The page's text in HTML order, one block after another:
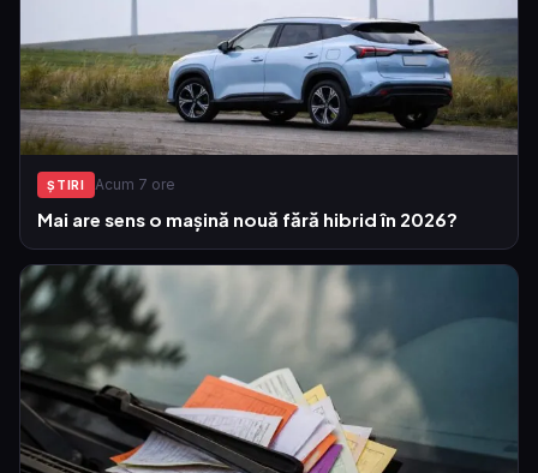
ŞTIRI Acum 7 ore
Mai are sens o mașină nouă fără hibrid în 2026?